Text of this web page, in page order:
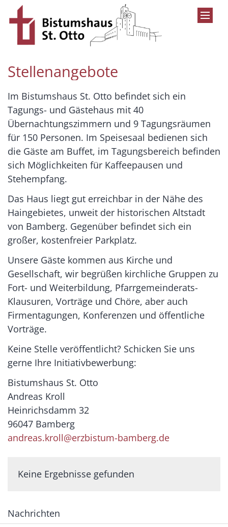
Zum Inhalt springen
Stellenangebote
Im Bistumshaus St. Otto befindet sich ein
Tagungs- und Gästehaus mit 40
Übernachtungszimmern und 9 Tagungsräumen
für 150 Personen. Im Speisesaal bedienen sich
die Gäste am Buffet, im Tagungsbereich befinden
sich Möglichkeiten für Kaffeepausen und
Stehempfang.
Das Haus liegt gut erreichbar in der Nähe des
Haingebietes, unweit der historischen Altstadt
von Bamberg. Gegenüber befindet sich ein
großer, kostenfreier Parkplatz.
Unsere Gäste kommen aus Kirche und
Gesellschaft, wir begrüßen kirchliche Gruppen zu
Fort- und Weiterbildung, Pfarrgemeinderats-
Klausuren, Vorträge und Chöre, aber auch
Firmentagungen, Konferenzen und öffentliche
Vorträge.
Keine Stelle veröffentlicht? Schicken Sie uns
gerne Ihre Initiativbewerbung:
Bistumshaus St. Otto
Andreas Kroll
Heinrichsdamm 32
96047 Bamberg
andreas.kroll@erzbistum-bamberg.de
Keine Ergebnisse gefunden
Nachrichten